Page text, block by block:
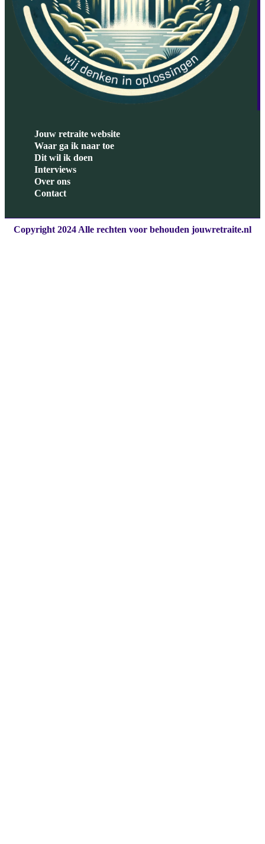
Jouw retraite website
Waar ga ik naar toe
Dit wil ik doen
Interviews
Over ons
Contact
Copyright 2024 Alle rechten voor behouden jouwretraite.nl